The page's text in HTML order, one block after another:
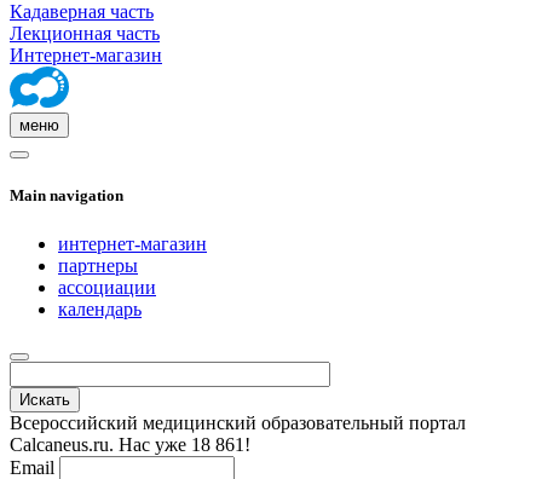
Кадаверная часть
Лекционная часть
Интернет-магазин
меню
Main navigation
интернет-магазин
партнеры
ассоциации
календарь
Всероссийский медицинский образовательный портал
Calcaneus.ru. Нас уже 18 861!
Email